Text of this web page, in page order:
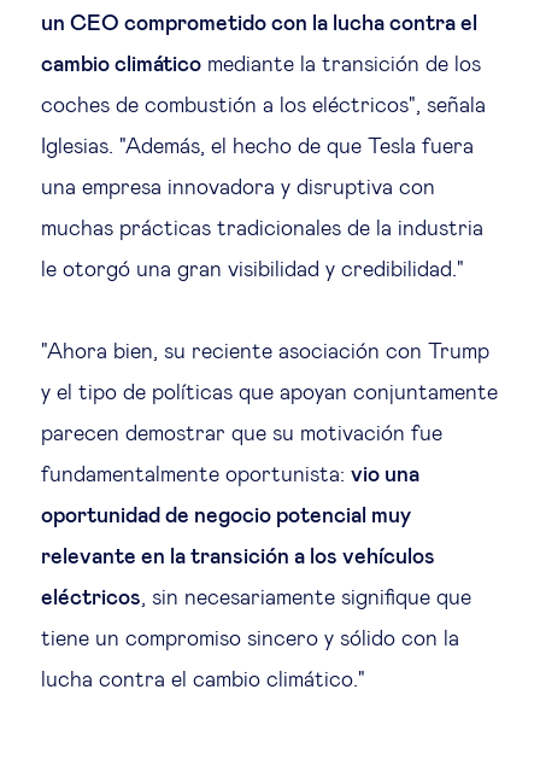
un CEO comprometido con la lucha contra el
cambio climático mediante la transición de los
coches de combustión a los eléctricos", señala
Iglesias. "Además, el hecho de que Tesla fuera
una empresa innovadora y disruptiva con
muchas prácticas tradicionales de la industria
le otorgó una gran visibilidad y credibilidad."
"Ahora bien, su reciente asociación con Trump
y el tipo de políticas que apoyan conjuntamente
parecen demostrar que su motivación fue
fundamentalmente oportunista: vio una
oportunidad de negocio potencial muy
relevante en la transición a los vehículos
eléctricos, sin necesariamente signifique que
tiene un compromiso sincero y sólido con la
lucha contra el cambio climático."